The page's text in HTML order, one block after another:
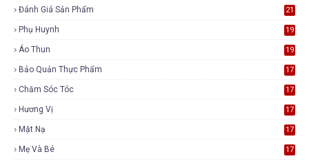
Đánh Giá Sản Phẩm 21
Phụ Huynh 19
Áo Thun 19
Bảo Quản Thực Phẩm 17
Chăm Sóc Tóc 17
Hương Vị 17
Mặt Nạ 17
Mẹ Và Bé 17